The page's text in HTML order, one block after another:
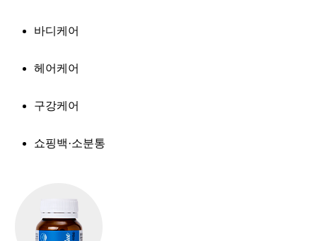
바디케어
헤어케어
구강케어
쇼핑백·소분통